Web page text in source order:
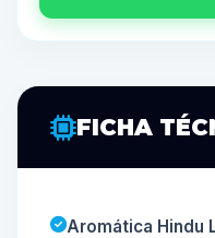
FICHA
Aromática Hindu